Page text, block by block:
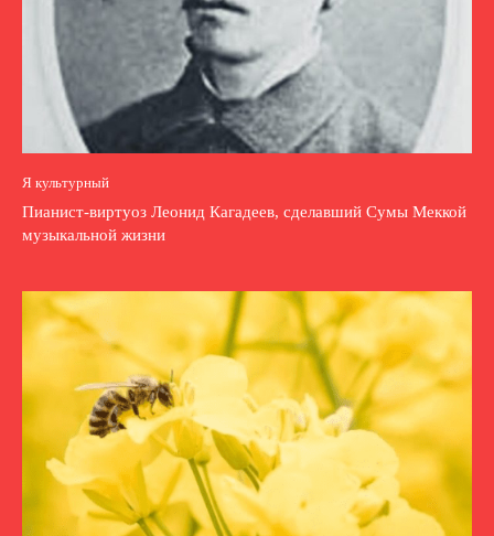
Я культурный
Пианист-виртуоз Леонид Кагадеев, сделавший Сумы Меккой
музыкальной жизни